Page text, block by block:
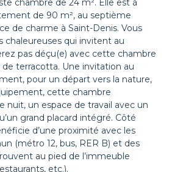
chambre de 24 m². Elle est à
de 90 m², au septième
de charme à Saint-Denis. Vous
chaleureuses qui invitent au
pas déçu(e) avec cette chambre
terracotta. Une invitation au
pour un départ vers la nature,
cette chambre
nuit, un espace de travail avec un
grand placard intégré. Côté
d’une proximité avec les
(métro 12, bus, RER B) et des
au pied de l’immeuble
etc.).